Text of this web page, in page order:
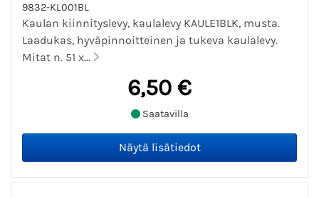
9832-KL001BL
Kaulan kiinnityslevy, kaulalevy KAULE1BLK, musta.
Laadukas, hyväpinnoitteinen ja tukeva kaulalevy.
Mitat n. 51 x...
6,50 €
Saatavilla